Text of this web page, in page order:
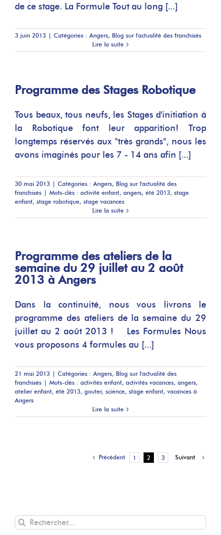
de ce stage. La Formule Tout au long [...]
3 juin 2013 | Catégories : Angers, Blog sur l'actualité des franchisés
Lire la suite
Programme des Stages Robotique
Tous beaux, tous neufs, les Stages d'initiation à
la Robotique font leur apparition! Trop
longtemps réservés aux "très grands", nous les
avons imaginés pour les 7 - 14 ans afin [...]
30 mai 2013 | Catégories : Angers, Blog sur l'actualité des
franchisés | Mots-clés : activité enfant, angers, été 2013, stage
enfant, stage robotique, stage vacances
Lire la suite
Programme des ateliers de la
semaine du 29 juillet au 2 août
2013 à Angers
Dans la continuité, nous vous livrons le
programme des ateliers de la semaine du 29
juillet au 2 août 2013 ! Les Formules Nous
vous proposons 4 formules au [...]
21 mai 2013 | Catégories : Angers, Blog sur l'actualité des
franchisés | Mots-clés : activités enfant, activités vacances, angers,
atelier enfant, été 2013, gouter, science, stage enfant, vacances à
Angers
Lire la suite
Précédent 1 2 3 Suivant
Rechercher